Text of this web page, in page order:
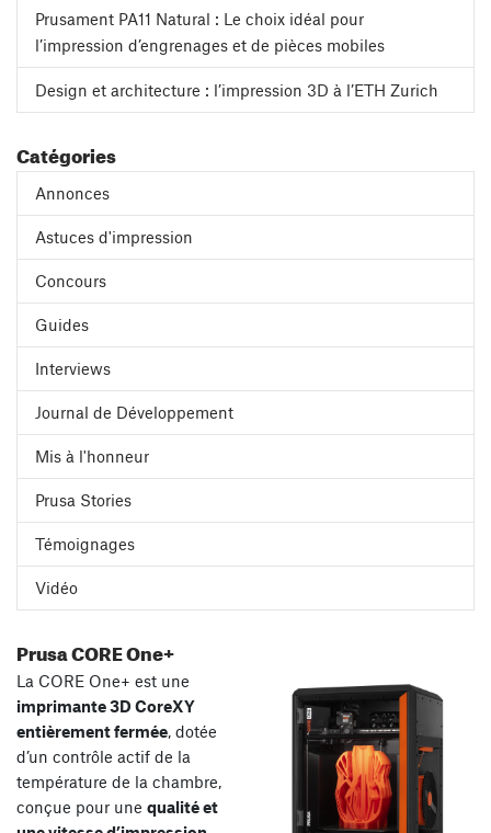
Prusament PA11 Natural : Le choix idéal pour
l’impression d’engrenages et de pièces mobiles
Design et architecture : l’impression 3D à l’ETH Zurich
Catégories
Annonces
Astuces d'impression
Concours
Guides
Interviews
Journal de Développement
Mis à l'honneur
Prusa Stories
Témoignages
Vidéo
Prusa CORE One+
La CORE One+ est une
imprimante 3D CoreXY
entièrement fermée, dotée
d’un contrôle actif de la
température de la chambre,
conçue pour une qualité et